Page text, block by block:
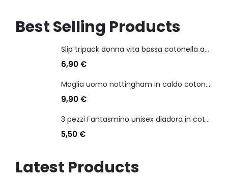
Best Selling Products
Slip tripack donna vita bassa cotonella art 3165 in cotone elasticizzato
6,90 €
Maglia uomo nottingham in caldo cotone scollo a v manica lunga
9,90 €
3 pezzi Fantasmino unisex diadora in cotone mercerizzato tg dalla 35 alla 46
5,50 €
Latest Products